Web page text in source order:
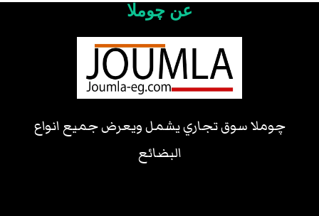
عن چوملا
چوملا سوق تجاري يشمل ويعرض جميع انواع
البضائع